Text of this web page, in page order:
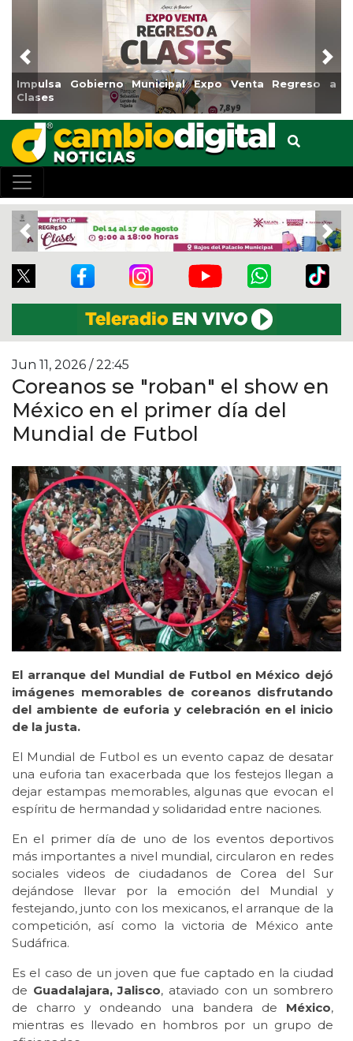
Gobierno Municipal Expo Venta Regreso a
Reabrirá
Previous
Previous
Jun 11, 2026 / 22:45
Coreanos se "roban" el show en
México en el primer día del
Mundial de Futbol
El arranque del Mundial de Futbol en México dejó
imágenes memorables de coreanos disfrutando
del ambiente de euforia y celebración en el inicio
de la justa.
El Mundial de Futbol es un evento capaz de desatar
una euforia tan exacerbada que los festejos llegan a
dejar estampas memorables, algunas que evocan el
espíritu de hermandad y solidaridad entre naciones.
En el primer día de uno de los eventos deportivos
más importantes a nivel mundial, circularon en redes
sociales videos de ciudadanos de Corea del Sur
dejándose llevar por la emoción del Mundial y
festejando, junto con los mexicanos, el arranque de la
competición, así como la victoria de México ante
Sudáfrica.
Es el caso de un joven que fue captado en la ciudad
de Guadalajara, Jalisco, ataviado con un sombrero
de charro y ondeando una bandera de México,
mientras es llevado en hombros por un grupo de